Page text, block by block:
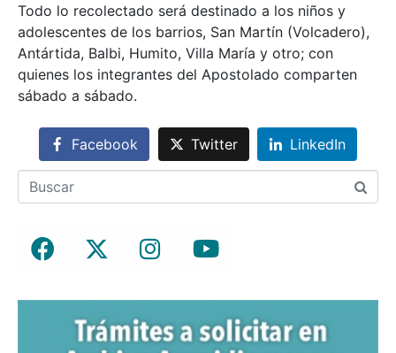
Todo lo recolectado será destinado a los niños y
adolescentes de los barrios, San Martín (Volcadero),
Antártida, Balbi, Humito, Villa María y otro; con
quienes los integrantes del Apostolado comparten
sábado a sábado.
Facebook Twitter LinkedIn